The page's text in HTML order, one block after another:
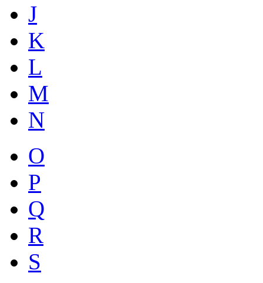
J
K
L
M
N
O
P
Q
R
S